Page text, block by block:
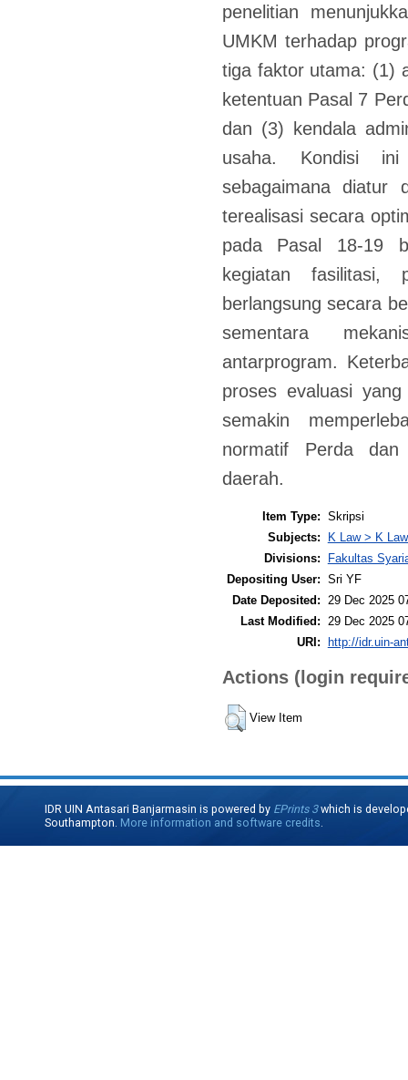
penelitian
UMKM terhadap
tiga faktor utama: (1)
ketentuan Pasal 7
dan (3) kendala
usaha. Kondisi ini
sebagaimana diatur
terealisasi secara
pada Pasal 18-19
kegiatan fasilitasi,
berlangsung secara
sementara
antarprogram.
proses evaluasi
semakin
normatif Perda dan
daerah.
Item Type: Skripsi
Subjects:
K Law > K
Divisions:
Fakultas
Depositing User: Sri YF
Date Deposited:
29 Dec 2025
Last Modified:
29 Dec 2025
URI: http://idr.uin-
Actions (login
View Item
IDR UIN Antasari Banjarmasin is powered by EPrints 3which is
Southampton. More information and software credits.